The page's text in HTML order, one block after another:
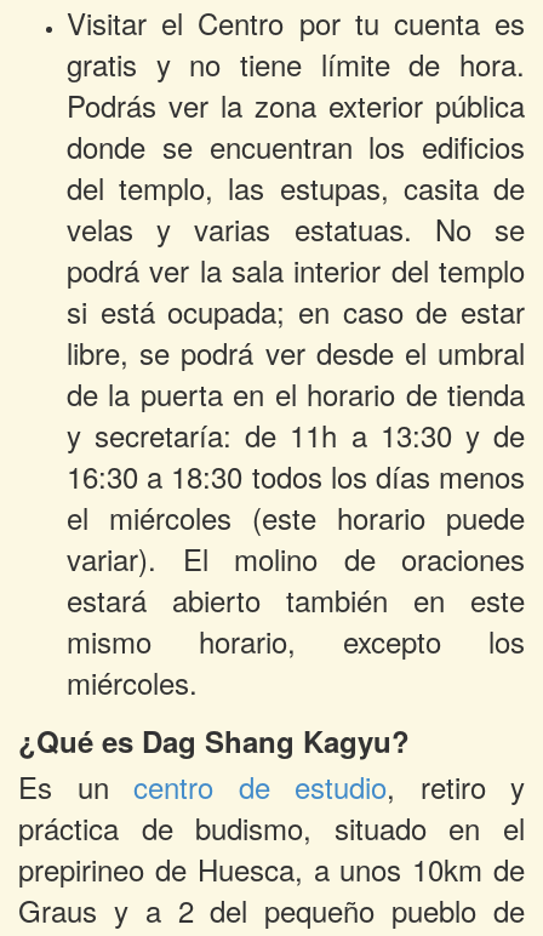
Visitar el Centro por tu cuenta es
gratis y no tiene límite de hora.
Podrás ver la zona exterior pública
donde se encuentran los edificios
del templo, las estupas, casita de
velas y varias estatuas. No se
podrá ver la sala interior del templo
si está ocupada; en caso de estar
libre, se podrá ver desde el umbral
de la puerta en el horario de tienda
y secretaría: de 11h a 13:30 y de
16:30 a 18:30 todos los días menos
el miércoles (este horario puede
variar). El molino de oraciones
estará abierto también en este
mismo horario, excepto los
miércoles.
¿Qué es Dag Shang Kagyu?
Es un centro de estudio, retiro y
práctica de budismo, situado en el
prepirineo de Huesca, a unos 10km de
Graus y a 2 del pequeño pueblo de